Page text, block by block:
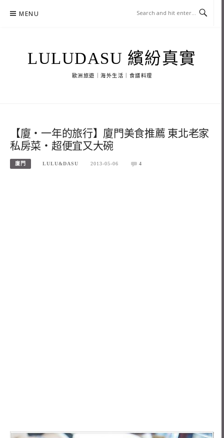
MENU
LULUDASU 繽紛真實
歐洲旅遊｜海外生活｜食譜料理
【廈‧一年的旅行】廈門美食推薦 東北老家
私房菜‧超便宜又大碗
廈門 LULU&DASU 2013-05-06 4